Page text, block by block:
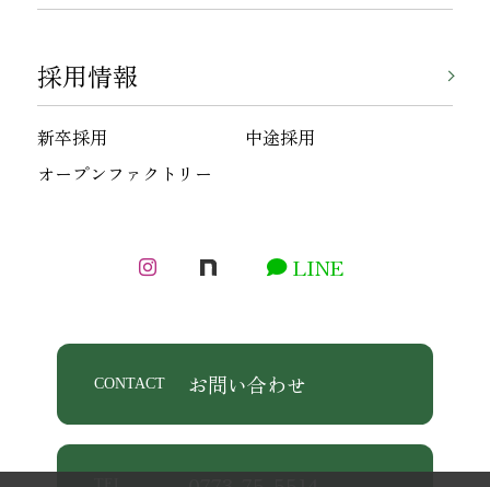
採用情報
新卒採用
中途採用
オープンファクトリー
LINE
CONTACT お問い合わせ